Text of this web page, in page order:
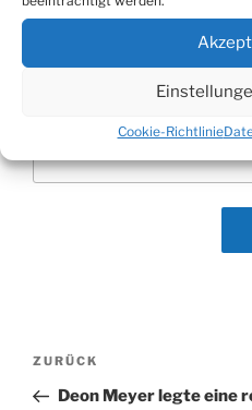
Cookie-Richtlinie
Beitragsnavigation
Vorheriger
Beitrag
ZURÜCK
Deon Meyer legte eine